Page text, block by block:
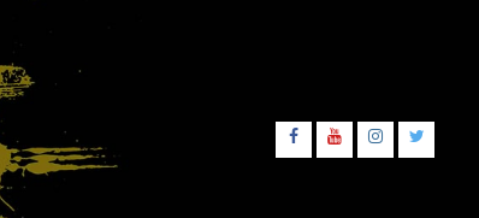
FB YT IT TW